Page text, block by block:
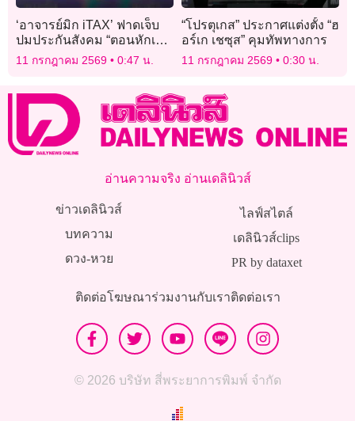
‘อาจารย์มิก iTAX’ ฟาดเจ็บ
ปมประกันสังคม “ตอนหักเงิน
รู้จักดี พอจะให้เลือกบอร์ดทำ
ทรงจำไม่ได้”
11 กรกฎาคม 2569 0:47 น.
“โปรตุเกส” ประกาศแต่งตั้ง “ฮ
อร์เก เชซุส” คุมทัพทางการ
11 กรกฎาคม 2569 0:30 น.
อ่านความจริง อ่านเดลินิวส์
ข่าวเดลินิวส์
บทความ
ดวง-หวย
ไลฟ์สไตล์
เดลินิวส์clips
PR by dataxet
ติดต่อโฆษณาร่วมงานกับเราติดต่อเรา
© 2026 บริษัท สี่พระยาการพิมพ์ จำกัด